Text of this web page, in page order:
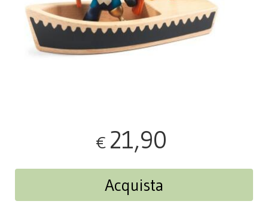
€ 21,90
Acquista